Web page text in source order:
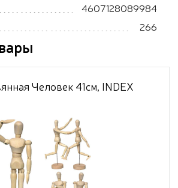
4607128089984
266
Человек 41см, INDEX